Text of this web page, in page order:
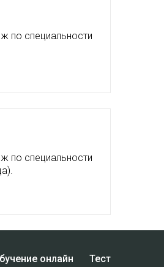
по специальности
по специальности
онлайн Тест